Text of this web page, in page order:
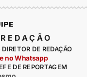
REDAÇÃO
DE REDAÇÃO
no Whatsapp
DE REPORTAGEM